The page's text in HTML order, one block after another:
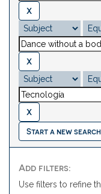
Start a new search
Add filters:
Use filters to refine